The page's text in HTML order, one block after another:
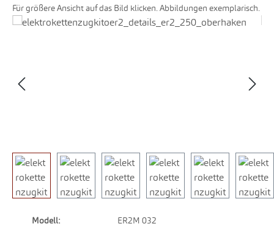
Für größere Ansicht auf das Bild klicken. Abbildungen exemplarisch.
Bildergalerie überspringen
Modell:
ER2M 032